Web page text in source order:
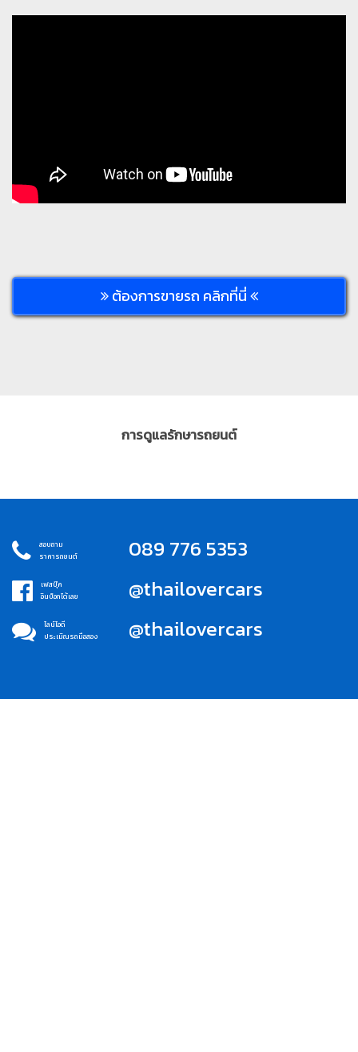
ต้องการขายรถ คลิกที่นี่
การดูแลรักษารถยนต์
สอบถาม
ราคารถยนต์
089 776 5353
เฟสบุ๊ค
อินบ็อกได้เลย
@thailovercars
ไลน์ไอดี
ประเมิณรถมือสอง
@thailovercars